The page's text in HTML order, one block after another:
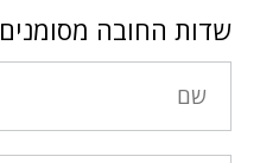
שדות החובה מסומנים